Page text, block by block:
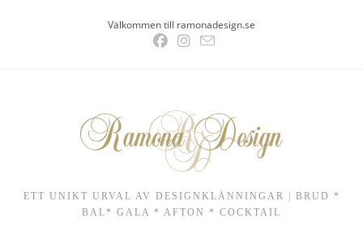
Välkommen till ramonadesign.se
ETT UNIKT URVAL AV DESIGNKLÄNNINGAR | BRUD *
BAL* GALA * AFTON * COCKTAIL